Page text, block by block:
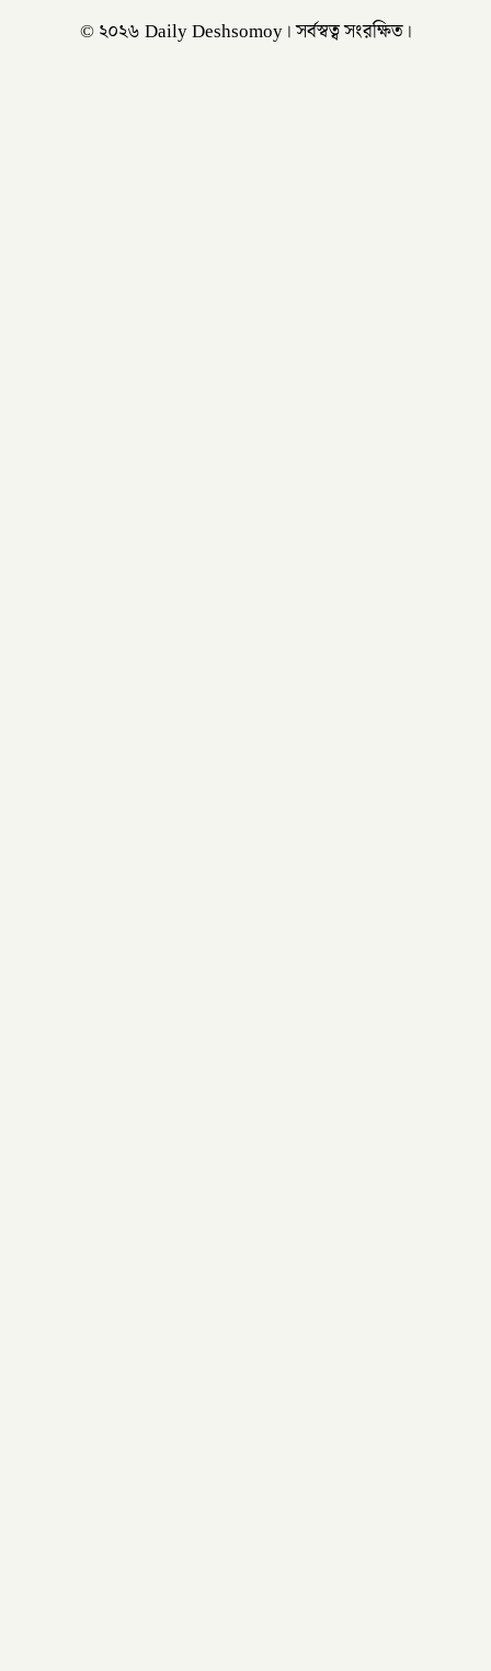
© ২০২৬ Daily Deshsomoy। সর্বস্বত্ব সংরক্ষিত।